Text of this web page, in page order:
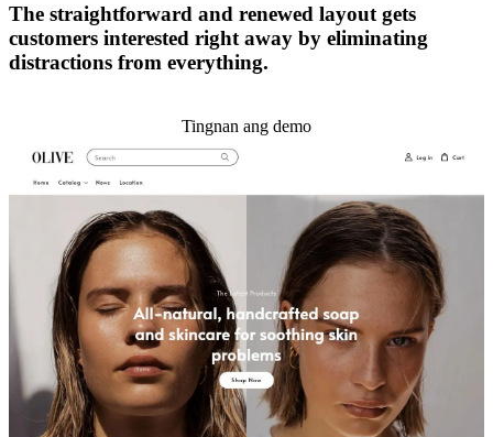
The straightforward and renewed layout gets
customers interested right away by eliminating
distractions from everything.
Tingnan ang demo